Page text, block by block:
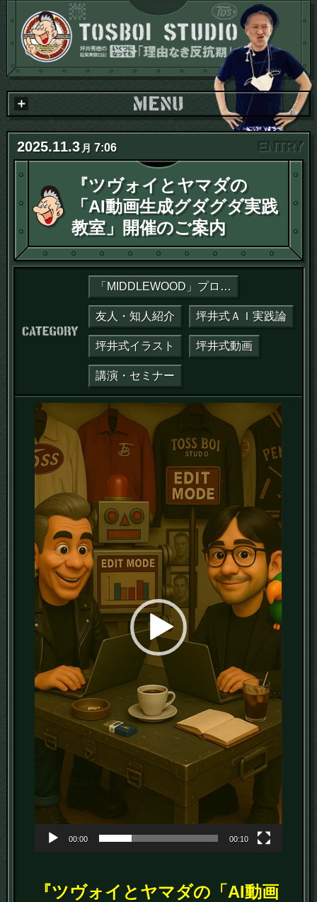
2025.11.3 月 7:06
『ツヴォイとヤマダの
「AI動画生成グダグダ実践
教室」開催のご案内
カテゴリー：
「MIDDLEWOOD」プロジェクト
友人・知人紹介 坪井式ＡＩ実践論
坪井式イラスト 坪井式動画
講演・セミナー
動
画
プ
ー
ヤ
ー
00:00 00:10
『ツヴォイとヤマダの「AI動画